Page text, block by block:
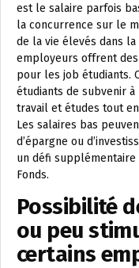
est le salaire parfois
la concurrence sur le
de la vie élevés dans
employeurs offrent
pour les job étudiants.
étudiants de subvenir
travail et études tout
Les salaires bas
d’épargne ou
un défi
Fonds.
Possibilité
ou peu
certains